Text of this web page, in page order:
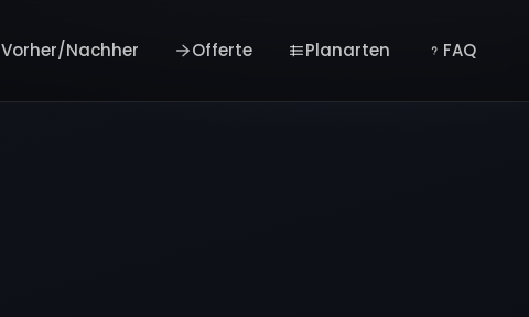
Vorher/Nachher Offerte Planarten FAQ